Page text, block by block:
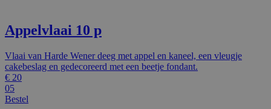
Appelvlaai 10 p
Vlaai van Harde Wener deeg met appel en kaneel, een vleugje
cakebeslag en gedecoreerd met een beetje fondant.
€ 20
05
Bestel